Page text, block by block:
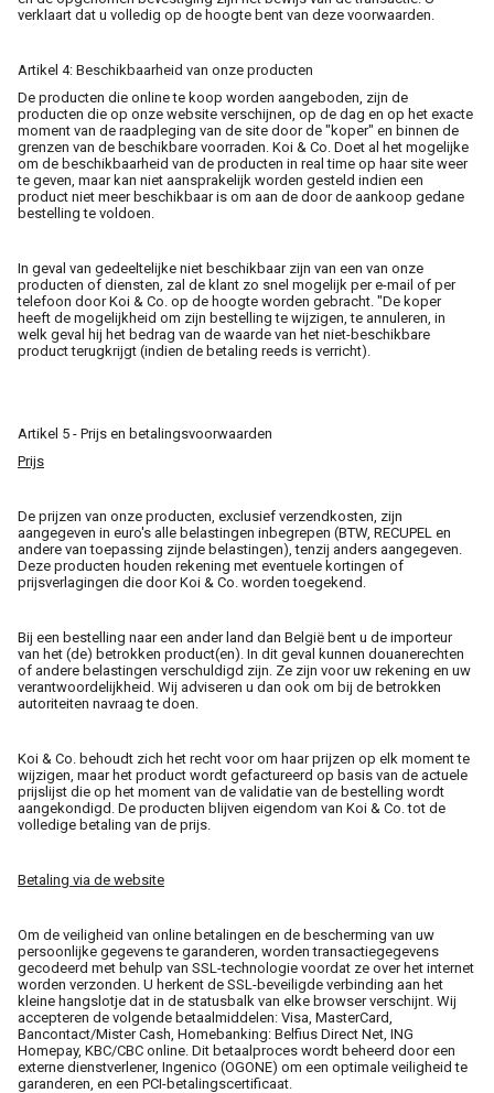
verklaart dat u volledig op de hoogte bent van deze voorwaarden.
Artikel 4: Beschikbaarheid van onze producten
De producten die online te koop worden aangeboden, zijn de
producten die op onze website verschijnen, op de dag en op het exacte
moment van de raadpleging van de site door de "koper" en binnen de
grenzen van de beschikbare voorraden. Koi & Co. Doet al het mogelijke
om de beschikbaarheid van de producten in real time op haar site weer
te geven, maar kan niet aansprakelijk worden gesteld indien een
product niet meer beschikbaar is om aan de door de aankoop gedane
bestelling te voldoen.
In geval van gedeeltelijke niet beschikbaar zijn van een van onze
producten of diensten, zal de klant zo snel mogelijk per e-mail of per
telefoon door Koi & Co. op de hoogte worden gebracht. "De koper
heeft de mogelijkheid om zijn bestelling te wijzigen, te annuleren, in
welk geval hij het bedrag van de waarde van het niet-beschikbare
product terugkrijgt (indien de betaling reeds is verricht).
Artikel 5 - Prijs en betalingsvoorwaarden
Prijs
De prijzen van onze producten, exclusief verzendkosten, zijn
aangegeven in euro's alle belastingen inbegrepen (BTW, RECUPEL en
andere van toepassing zijnde belastingen), tenzij anders aangegeven.
Deze producten houden rekening met eventuele kortingen of
prijsverlagingen die door Koi & Co. worden toegekend.
Bij een bestelling naar een ander land dan België bent u de importeur
van het (de) betrokken product(en). In dit geval kunnen douanerechten
of andere belastingen verschuldigd zijn. Ze zijn voor uw rekening en uw
verantwoordelijkheid. Wij adviseren u dan ook om bij de betrokken
autoriteiten navraag te doen.
Koi & Co. behoudt zich het recht voor om haar prijzen op elk moment te
wijzigen, maar het product wordt gefactureerd op basis van de actuele
prijslijst die op het moment van de validatie van de bestelling wordt
aangekondigd. De producten blijven eigendom van Koi & Co. tot de
volledige betaling van de prijs.
Betaling via de website
Om de veiligheid van online betalingen en de bescherming van uw
persoonlijke gegevens te garanderen, worden transactiegegevens
gecodeerd met behulp van SSL-technologie voordat ze over het internet
worden verzonden. U herkent de SSL-beveiligde verbinding aan het
kleine hangslotje dat in de statusbalk van elke browser verschijnt. Wij
accepteren de volgende betaalmiddelen: Visa, MasterCard,
Bancontact/Mister Cash, Homebanking: Belfius Direct Net, ING
Homepay, KBC/CBC online. Dit betaalproces wordt beheerd door een
externe dienstverlener, Ingenico (OGONE) om een optimale veiligheid te
garanderen, en een PCI-betalingscertificaat.